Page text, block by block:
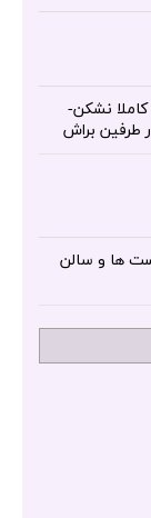
نشکن-
طرفین براش
ها و سالن